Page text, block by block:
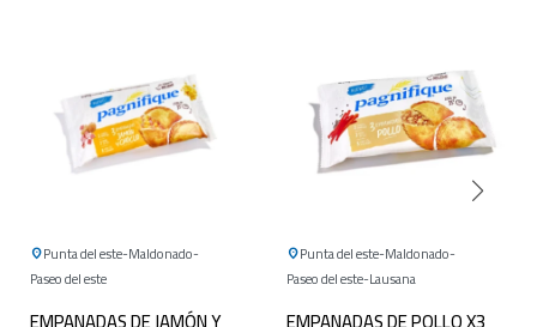
Punta del este Maldonado
Paseo del este
Punta del este Maldonado
Paseo del este Lausana